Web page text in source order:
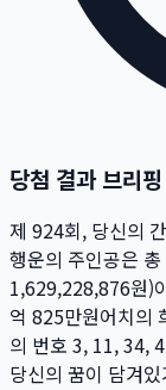
당첨 결과 브리핑
제 924회, 당신의
행운의 주인공은 총
1,629,228,876원)
억 825만원어치의
의 번호 3, 11, 34,
당신의 꿈이 담겨